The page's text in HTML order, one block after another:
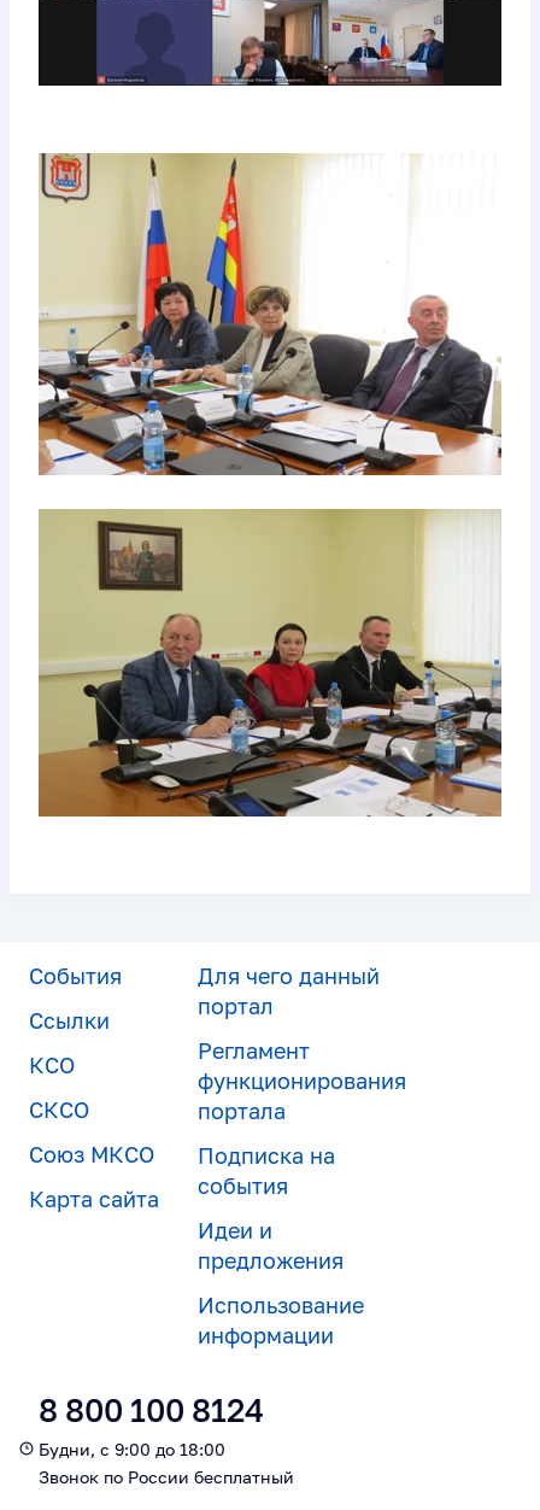
События
Ссылки
КСО
СКСО
Союз МКСО
Карта сайта
Для чего данный
портал
Регламент
функционирования
портала
Подписка на
события
Идеи и
предложения
Использование
информации
8 800 100 8124
Будни, с 9:00 до 18:00
Звонок по России бесплатный